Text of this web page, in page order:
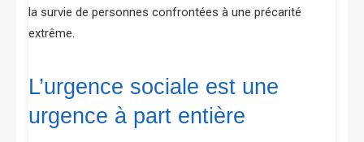
la survie de personnes confrontées à une précarité
extrême.
L’urgence sociale est une
urgence à part entière